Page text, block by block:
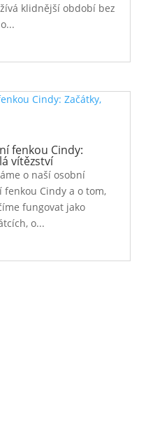
klidnější období bez
fenkou Cindy:
vítězství
o naší osobní
Cindy a o tom,
fungovat jako
o...